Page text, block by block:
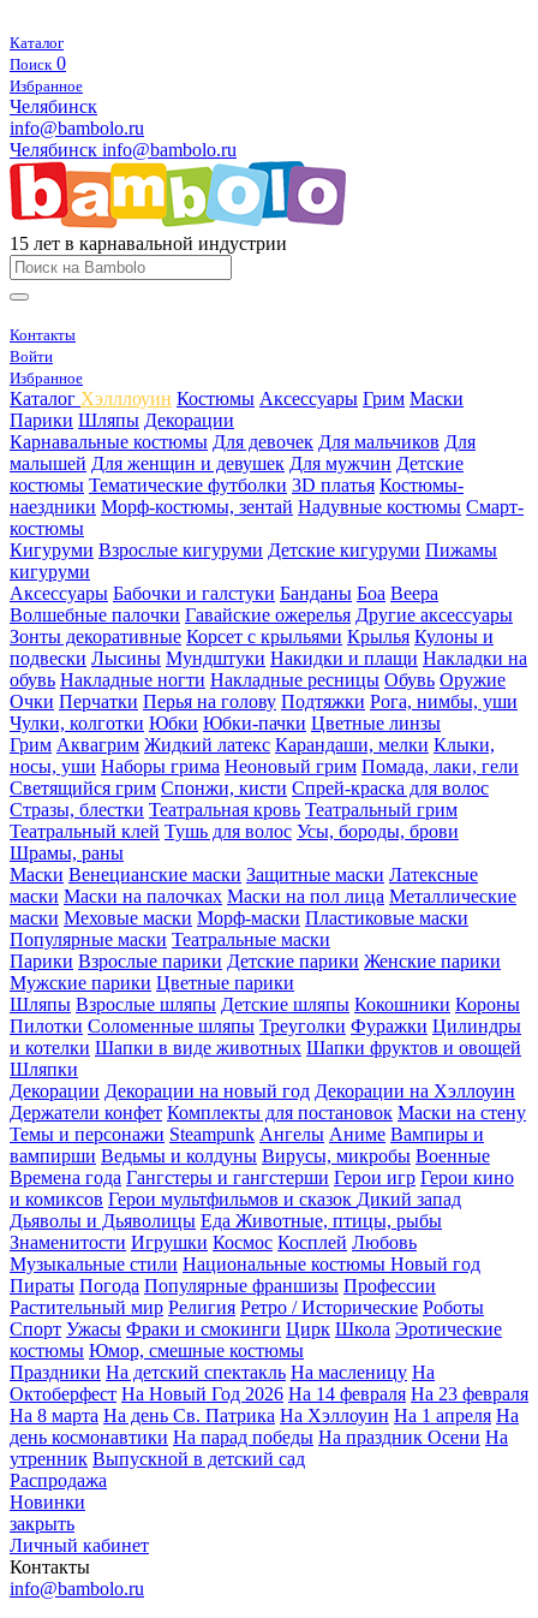
Каталог
Поиск 0
Избранное
Челябинск
info@bambolo.ru
Челябинск info@bambolo.ru
15 лет в карнавальной индустрии
Контакты
Войти
Избранное
Каталог Хэлллоуин Костюмы Аксессуары Грим Маски
Парики Шляпы Декорации
Карнавальные костюмы Для девочек Для мальчиков Для
малышей Для женщин и девушек Для мужчин Детские
костюмы Тематические футболки 3D платья Костюмы-
наездники Морф-костюмы, зентай Надувные костюмы Смарт-
костюмы
Кигуруми Взрослые кигуруми Детские кигуруми Пижамы
кигуруми
Аксессуары Бабочки и галстуки Банданы Боа Веера
Волшебные палочки Гавайские ожерелья Другие аксессуары
Зонты декоративные Корсет с крыльями Крылья Кулоны и
подвески Лысины Мундштуки Накидки и плащи Накладки на
обувь Накладные ногти Накладные ресницы Обувь Оружие
Очки Перчатки Перья на голову Подтяжки Рога, нимбы, уши
Чулки, колготки Юбки Юбки-пачки Цветные линзы
Грим Аквагрим Жидкий латекс Карандаши, мелки Клыки,
носы, уши Наборы грима Неоновый грим Помада, лаки, гели
Светящийся грим Спонжи, кисти Спрей-краска для волос
Стразы, блестки Театральная кровь Театральный грим
Театральный клей Тушь для волос Усы, бороды, брови
Шрамы, раны
Маски Венецианские маски Защитные маски Латексные
маски Маски на палочках Маски на пол лица Металлические
маски Меховые маски Морф-маски Пластиковые маски
Популярные маски Театральные маски
Парики Взрослые парики Детские парики Женские парики
Мужские парики Цветные парики
Шляпы Взрослые шляпы Детские шляпы Кокошники Короны
Пилотки Соломенные шляпы Треуголки Фуражки Цилиндры
и котелки Шапки в виде животных Шапки фруктов и овощей
Шляпки
Декорации Декорации на новый год Декорации на Хэллоуин
Держатели конфет Комплекты для постановок Маски на стену
Темы и персонажи Steampunk Ангелы Аниме Вампиры и
вампирши Ведьмы и колдуны Вирусы, микробы Военные
Времена года Гангстеры и гангстерши Герои игр Герои кино
и комиксов Герои мультфильмов и сказок Дикий запад
Дьяволы и Дьяволицы Еда Животные, птицы, рыбы
Знаменитости Игрушки Космос Косплей Любовь
Музыкальные стили Национальные костюмы Новый год
Пираты Погода Популярные франшизы Профессии
Растительный мир Религия Ретро / Исторические Роботы
Спорт Ужасы Фраки и смокинги Цирк Школа Эротические
костюмы Юмор, смешные костюмы
Праздники На детский спектакль На масленицу На
Октоберфест На Новый Год 2026 На 14 февраля На 23 февраля
На 8 марта На день Св. Патрика На Хэллоуин На 1 апреля На
день космонавтики На парад победы На праздник Осени На
утренник Выпускной в детский сад
Распродажа
Новинки
закрыть
Личный кабинет
Контакты
info@bambolo.ru